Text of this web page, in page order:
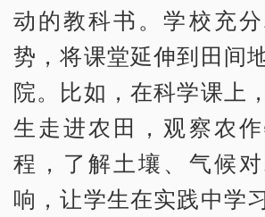
动的教科书。学校充
势，将课堂延伸到田间
院。比如，在科学课上
生走进农田，观察农
程，了解土壤、气候
响，让学生在实践中学